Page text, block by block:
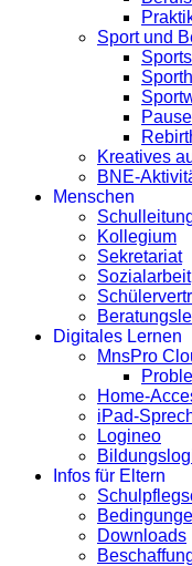
Sport und
Kreatives
BNE-
Menschen
Kollegium
Sekretariat
Sozialarbeit
Digitales Lernen
MnsPro
Home-
iPad-
Logineo
Infos für Eltern
Downloads